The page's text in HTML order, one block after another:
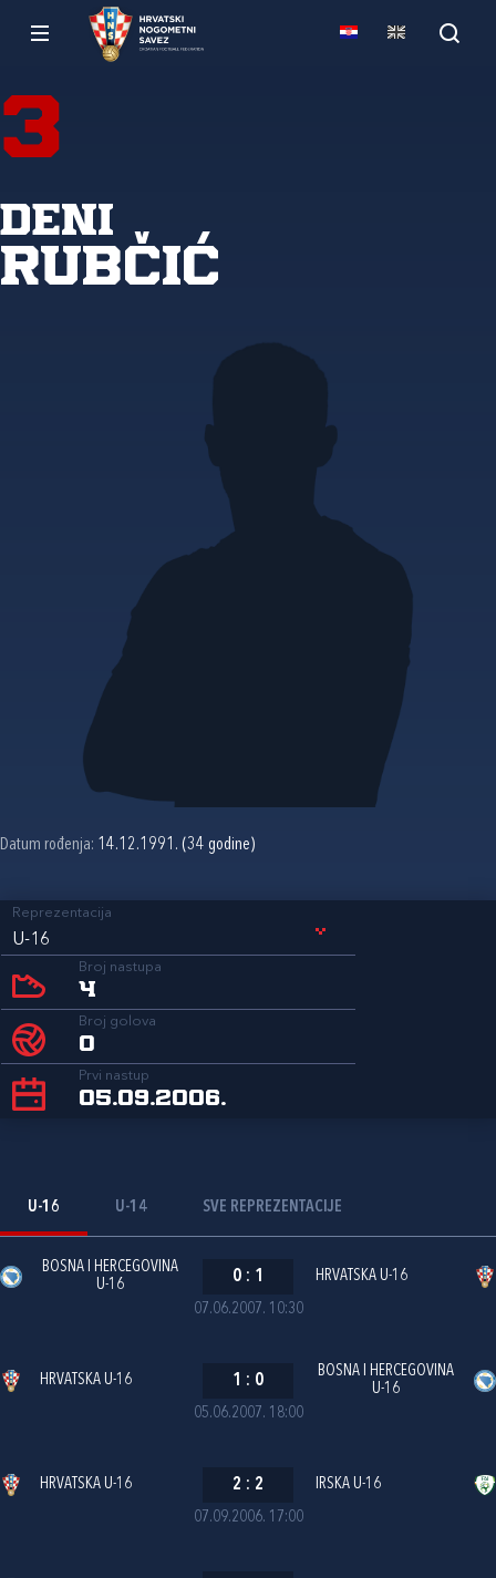
3
Deni
Rubčić
Datum rođenja: 14.12.1991. (34 godine)
Reprezentacija
U-16
Broj nastupa
4
Broj golova
0
Prvi nastup
05.09.2006.
U-16 U-14 SVE REPREZENTACIJE
07.06.2007. 10:30
BOSNA I HERCEGOVINA
U-16
0 : 1 HRVATSKA U-16
05.06.2007. 18:00
HRVATSKA U-16 1 : 0
BOSNA I HERCEGOVINA
U-16
07.09.2006. 17:00
HRVATSKA U-16 2 : 2 IRSKA U-16